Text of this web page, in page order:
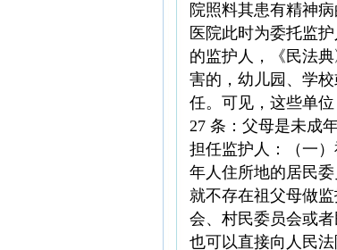
院照料其患有精神病
医院此时为委托监
的监护人，《民法
害的，幼儿园、学
任。可见，这些单
27 条：父母是未成
担任监护人：（一
年人住所地的居民
就不存在祖父母做
会、村民委员会或
也可以直接向人民